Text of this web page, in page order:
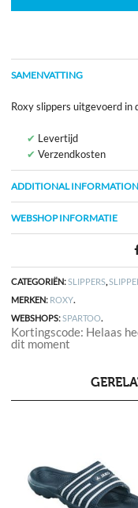
SAMENVATTING
Roxy slippers uitgevoerd in
Levertijd
Verzendkosten
ADDITIONAL INFORMATION
WEBSHOP INFORMATIE
CATEGORIËN:SLIPPERS,
MERKEN: ROXY.
WEBSHOPS:SPARTOO.
Kortingscode: Helaas
dit moment